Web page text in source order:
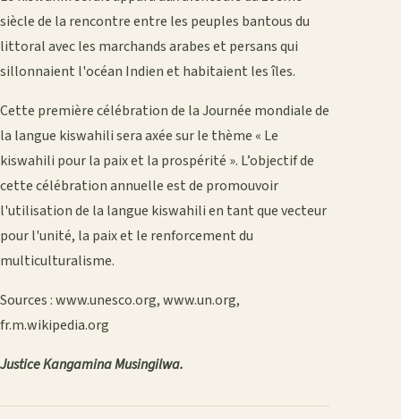
siècle de la rencontre entre les peuples bantous du
littoral avec les marchands arabes et persans qui
sillonnaient l'océan Indien et habitaient les îles.
Cette première célébration de la Journée mondiale de
la langue kiswahili sera axée sur le thème « Le
kiswahili pour la paix et la prospérité ». L’objectif de
cette célébration annuelle est de promouvoir
l'utilisation de la langue kiswahili en tant que vecteur
pour l'unité, la paix et le renforcement du
multiculturalisme.
Sources : www.unesco.org, www.un.org,
fr.m.wikipedia.org
Justice Kangamina Musingilwa.